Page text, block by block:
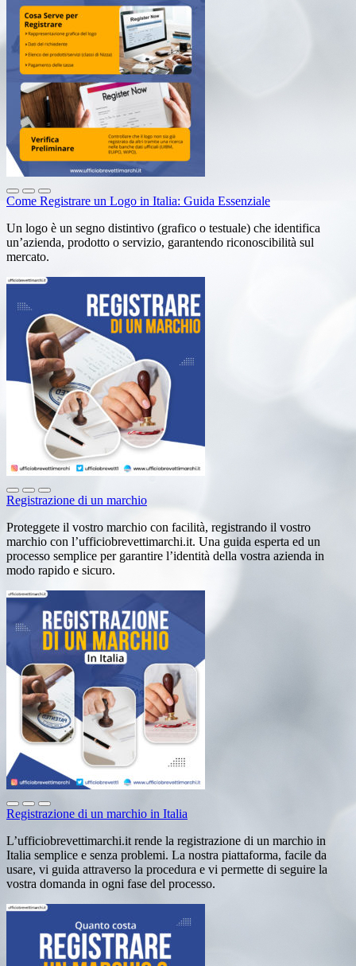
Come Registrare un Logo in Italia: Guida Essenziale
Un logo è un segno distintivo (grafico o testuale) che identifica
un’azienda, prodotto o servizio, garantendo riconoscibilità sul
mercato.
Registrazione di un marchio
Proteggete il vostro marchio con facilità, registrando il vostro
marchio con l’ufficiobrevettimarchi.it. Una guida esperta ed un
processo semplice per garantire l’identità della vostra azienda in
modo rapido e sicuro.
Registrazione di un marchio in Italia
L’ufficiobrevettimarchi.it rende la registrazione di un marchio in
Italia semplice e senza problemi. La nostra piattaforma, facile da
usare, vi guida attraverso la procedura e vi permette di seguire la
vostra domanda in ogni fase del processo.